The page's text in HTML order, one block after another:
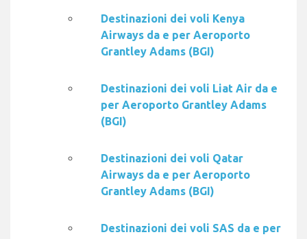
Destinazioni dei voli Kenya
Airways da e per Aeroporto
Grantley Adams (BGI)
Destinazioni dei voli Liat Air da e
per Aeroporto Grantley Adams
(BGI)
Destinazioni dei voli Qatar
Airways da e per Aeroporto
Grantley Adams (BGI)
Destinazioni dei voli SAS da e per